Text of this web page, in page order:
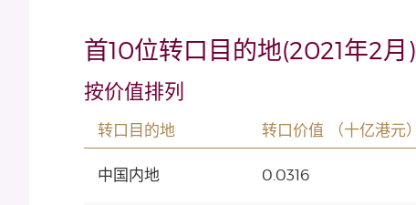
首10位转口目的地(2021年2月)
按价值排列
转口目的地 转口价值 （十亿港元）
中国内地 0.0316